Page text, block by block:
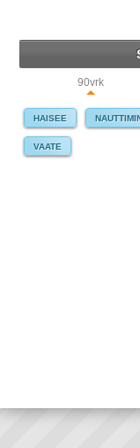
90vrk
HAISEE
VAATE